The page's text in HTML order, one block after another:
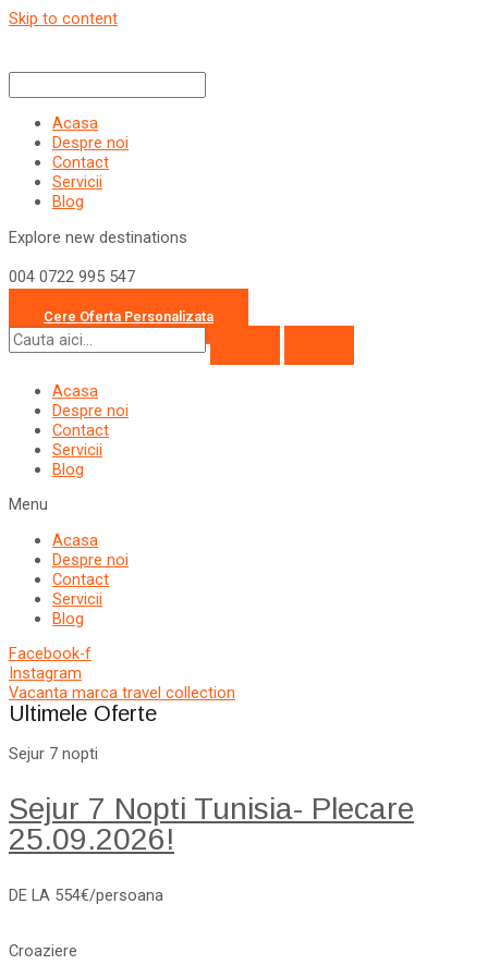
Skip to content
Acasa
Despre noi
Contact
Servicii
Blog
Explore new destinations
004 0722 995 547
Cere Oferta Personalizata
Acasa
Despre noi
Contact
Servicii
Blog
Menu
Acasa
Despre noi
Contact
Servicii
Blog
Facebook-f
Instagram
Vacanta marca travel collection
Ultimele Oferte
Sejur 7 nopti
Sejur 7 Nopti Tunisia- Plecare
25.09.2026!
DE LA 554€/persoana
Croaziere